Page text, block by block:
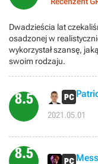
Dwadzieścia lat
osadzonej w
wykorzystał szansę,
swoim rodzaju.
8.5
2021.05.01
8.5